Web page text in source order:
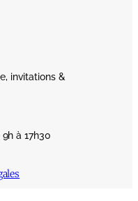
invitations &
à 17h30